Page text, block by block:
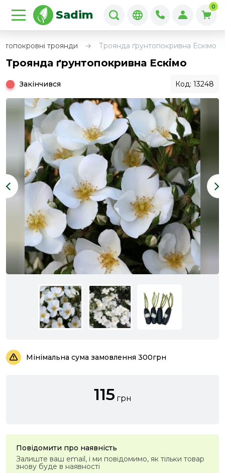
Sadim
0
троянди Троянда ґрунтопокривна Ескімо
Троянда ґрунтопокривна Ескімо
Закінчився Код: 13248
Мінімальна сума замовлення 300грн
115 грн
Повідомити про наявність
Залиште ваш email, і ми повідомимо, як тільки товар
знову буде в наявності